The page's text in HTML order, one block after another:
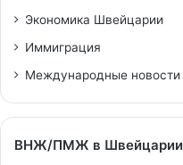
Экономика Швейцарии
Иммиграция
Международные новости
ВНЖ/ПМЖ в Швейцарии